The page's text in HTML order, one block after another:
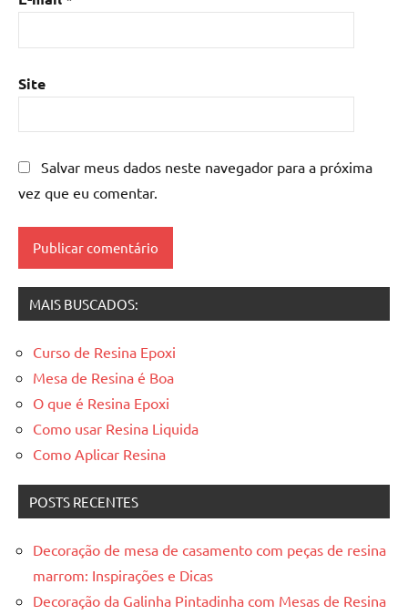
mesa
epoxi
mesa
de
madeira
mesas
resinadas
Site
Salvar meus dados neste navegador para a próxima
vez que eu comentar.
MAIS BUSCADOS:
Curso de Resina Epoxi
Mesa de Resina é Boa
O que é Resina Epoxi
Como usar Resina Liquida
Como Aplicar Resina
POSTS RECENTES
Decoração de mesa de casamento com peças de resina
marrom: Inspirações e Dicas
Decoração da Galinha Pintadinha com Mesas de Resina